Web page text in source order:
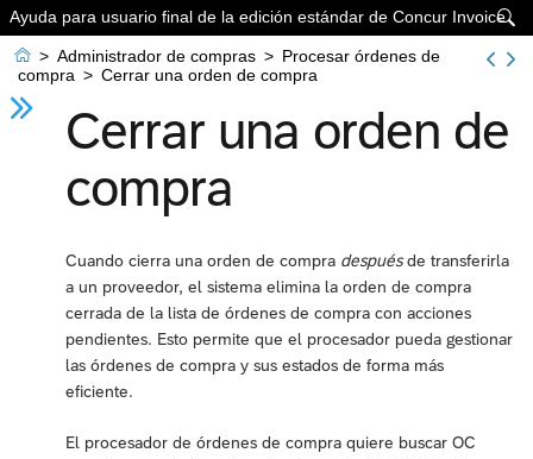

Ayuda para usuario final de la edición estándar de Concur Invoice
 > Administrador de compras > Procesar órdenes de
compra > Cerrar una orden de compra
Cerrar una orden de
compra
Cuando cierra una orden de compra despuésde transferirla
a un proveedor, el sistema elimina la orden de compra
cerrada de la lista de órdenes de compra con acciones
pendientes. Esto permite que el procesador pueda gestionar
las órdenes de compra y sus estados de forma más
eficiente.
El procesador de órdenes de compra quiere buscar OC